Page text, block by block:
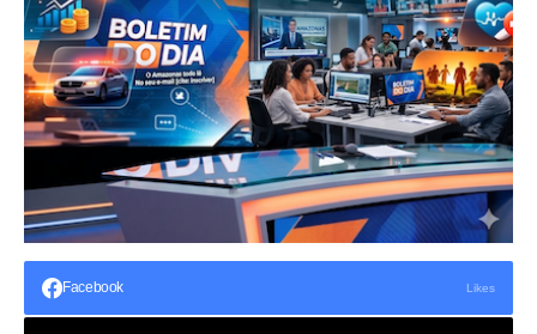
Facebook Likes